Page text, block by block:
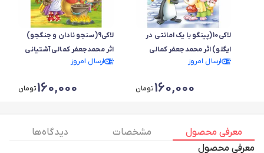
لاکی10(پینگو با یک امانتی در
ایگلو) اثر محمدجعفر کمالی
آشتیانی
ارسال امروز
160,000تومان
لاکی9(سنجو نادان و جنگجو)
اثر محمدجعفر کمالی آشتیانی
ارسال امروز
160,000تومان
معرفی محصول مشخصات
دیدگاه ها
معرفی محصول